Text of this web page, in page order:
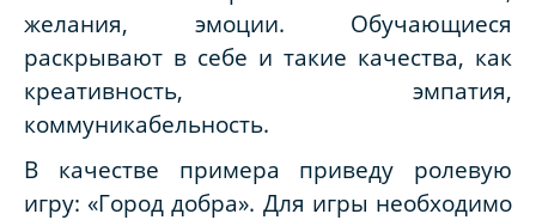
желания, эмоции. Обучающиеся
раскрывают в себе и такие качества, как
креативность, эмпатия,
коммуникабельность.
В качестве примера приведу ролевую
игру: «Город добра». Для игры необходимо